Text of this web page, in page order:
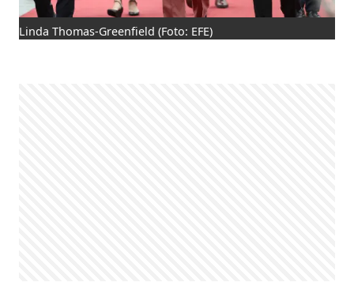
Linda Thomas-Greenfield (Foto: EFE)